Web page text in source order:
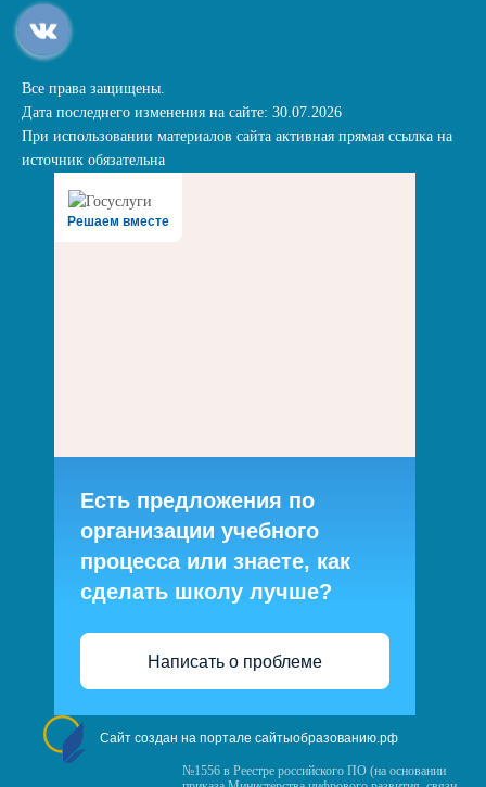
Все права защищены.
Дата последнего изменения на сайте: 30.07.2026
При использовании материалов сайта активная прямая ссылка на
источник обязательна
Решаем вместе
Есть предложения по
организации учебного
процесса или знаете, как
сделать школу лучше?
Написать о проблеме
Сайт создан на портале сайтыобразованию.рф
№1556 в Реестре российского ПО (на основании